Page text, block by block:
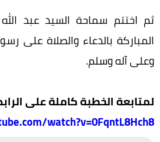
ثم اختتم سماحة السيد عبد
المباركة بالدعاء والصلاة على
وعلى آله وسلم.
لمتابعة الخطبة كاملة على
watch?v=0FqntL8Hch8